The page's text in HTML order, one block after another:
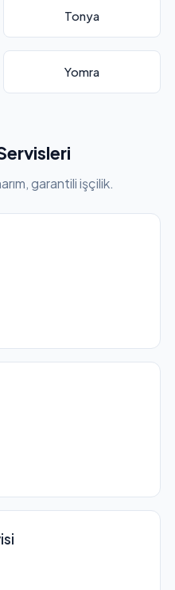
Tonya
Yomra
garantili işçilik.